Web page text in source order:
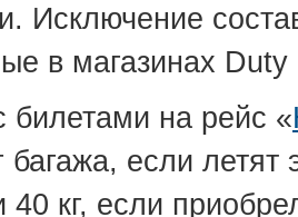
Исключение
в магазинах Duty
билетами на рейс «
багажа, если
кг, если